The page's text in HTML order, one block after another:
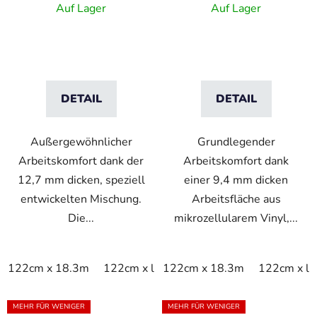
mit Dyna-Shield-
Auf Lager
DETAIL
Außergewöhnlicher
Arbeitskomfort dank der
12,7 mm dicken, speziell
entwickelten Mischung.
Die...
122cm x 18.3m 122cm x linm 60cm x 18.3m 60cm x
aus mikrozellulärem
Auf Lager
DETAIL
Grundlegender
Arbeitskomfort dank
einer 9,4 mm dicken
Arbeitsfläche aus
mikrozellularem Vinyl,...
122cm x 18.3m 122cm x
MEHR FÜR WENIGER MEHR FÜR WENIGER